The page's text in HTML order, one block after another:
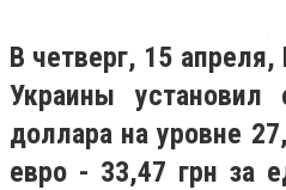
В четверг, 15
Украины установил
доллара на уровне
евро - 33,47 грн за